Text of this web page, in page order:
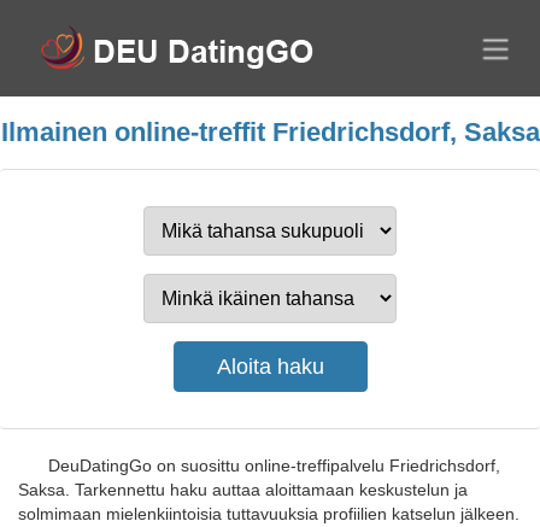
Ilmainen online-treffit Friedrichsdorf, Saksa
DeuDatingGo on suosittu online-treffipalvelu Friedrichsdorf,
Saksa. Tarkennettu haku auttaa aloittamaan keskustelun ja
solmimaan mielenkiintoisia tuttavuuksia profiilien katselun jälkeen.